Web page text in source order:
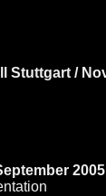
Stuttgart /
2005